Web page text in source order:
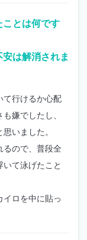
ことは何です
は解消されま
て行けるか心配
嫌でしたし、
いました。
るので、普段全
いて泳げたこと
ロを中に貼っ